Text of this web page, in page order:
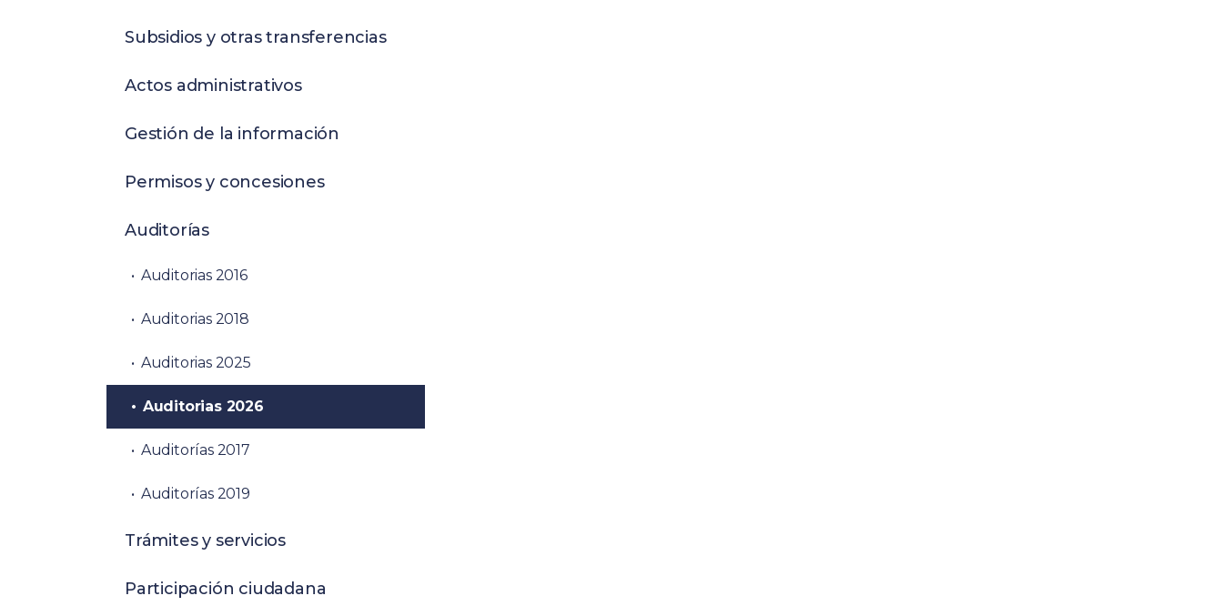
Subsidios y otras transferencias
Actos administrativos
Gestión de la información
Permisos y concesiones
Auditorías
Auditorias 2016
Auditorias 2018
Auditorias 2025
Auditorias 2026
Auditorías 2017
Auditorías 2019
Trámites y servicios
Participación ciudadana